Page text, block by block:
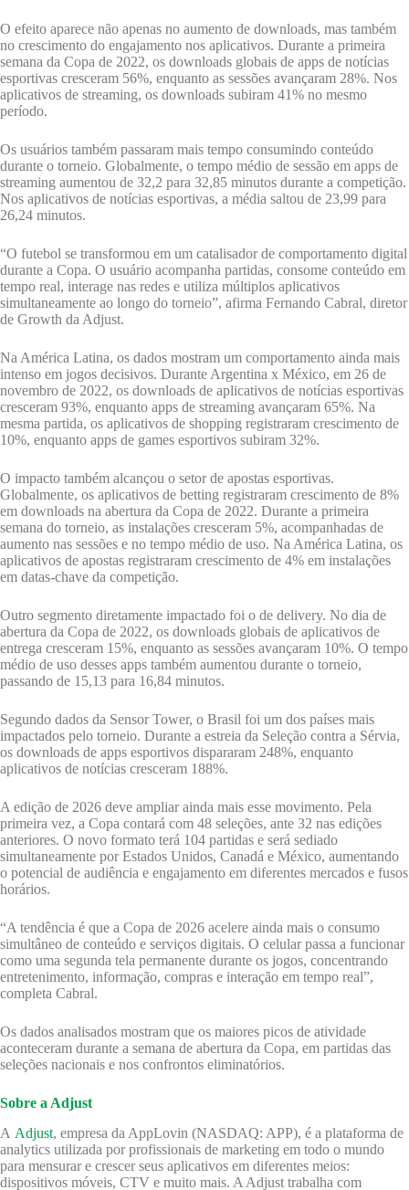
O efeito aparece não apenas no aumento de downloads, mas também
no crescimento do engajamento nos aplicativos. Durante a primeira
semana da Copa de 2022, os downloads globais de apps de notícias
esportivas cresceram 56%, enquanto as sessões avançaram 28%. Nos
aplicativos de streaming, os downloads subiram 41% no mesmo
período.
Os usuários também passaram mais tempo consumindo conteúdo
durante o torneio. Globalmente, o tempo médio de sessão em apps de
streaming aumentou de 32,2 para 32,85 minutos durante a competição.
Nos aplicativos de notícias esportivas, a média saltou de 23,99 para
26,24 minutos.
“O futebol se transformou em um catalisador de comportamento digital
durante a Copa. O usuário acompanha partidas, consome conteúdo em
tempo real, interage nas redes e utiliza múltiplos aplicativos
simultaneamente ao longo do torneio”, afirma Fernando Cabral, diretor
de Growth da Adjust.
Na América Latina, os dados mostram um comportamento ainda mais
intenso em jogos decisivos. Durante Argentina x México, em 26 de
novembro de 2022, os downloads de aplicativos de notícias esportivas
cresceram 93%, enquanto apps de streaming avançaram 65%. Na
mesma partida, os aplicativos de shopping registraram crescimento de
10%, enquanto apps de games esportivos subiram 32%.
O impacto também alcançou o setor de apostas esportivas.
Globalmente, os aplicativos de betting registraram crescimento de 8%
em downloads na abertura da Copa de 2022. Durante a primeira
semana do torneio, as instalações cresceram 5%, acompanhadas de
aumento nas sessões e no tempo médio de uso. Na América Latina, os
aplicativos de apostas registraram crescimento de 4% em instalações
em datas-chave da competição.
Outro segmento diretamente impactado foi o de delivery. No dia de
abertura da Copa de 2022, os downloads globais de aplicativos de
entrega cresceram 15%, enquanto as sessões avançaram 10%. O tempo
médio de uso desses apps também aumentou durante o torneio,
passando de 15,13 para 16,84 minutos.
Segundo dados da Sensor Tower, o Brasil foi um dos países mais
impactados pelo torneio. Durante a estreia da Seleção contra a Sérvia,
os downloads de apps esportivos dispararam 248%, enquanto
aplicativos de notícias cresceram 188%.
A edição de 2026 deve ampliar ainda mais esse movimento. Pela
primeira vez, a Copa contará com 48 seleções, ante 32 nas edições
anteriores. O novo formato terá 104 partidas e será sediado
simultaneamente por Estados Unidos, Canadá e México, aumentando
o potencial de audiência e engajamento em diferentes mercados e fusos
horários.
“A tendência é que a Copa de 2026 acelere ainda mais o consumo
simultâneo de conteúdo e serviços digitais. O celular passa a funcionar
como uma segunda tela permanente durante os jogos, concentrando
entretenimento, informação, compras e interação em tempo real”,
completa Cabral.
Os dados analisados mostram que os maiores picos de atividade
aconteceram durante a semana de abertura da Copa, em partidas das
seleções nacionais e nos confrontos eliminatórios.
Sobre a Adjust
A Adjust, empresa da AppLovin (NASDAQ: APP), é a plataforma de
analytics utilizada por profissionais de marketing em todo o mundo
para mensurar e crescer seus aplicativos em diferentes meios:
dispositivos móveis, CTV e muito mais. A Adjust trabalha com